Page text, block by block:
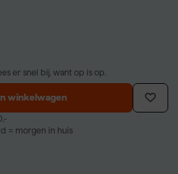
er snel bij, want op is op.
winkelwagen
= morgen in huis